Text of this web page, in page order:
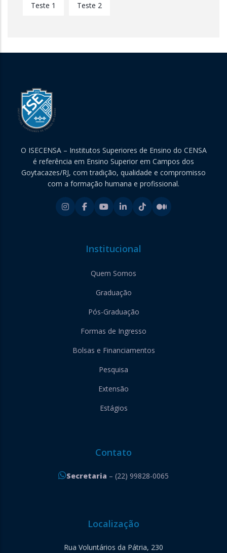
Teste 1 Teste 2
O ISECENSA – Institutos Superiores de Ensino do CENSA
é referência em Ensino Superior em Campos dos
Goytacazes/RJ, com tradição, qualidade e compromisso
com a formação humana e profissional.
Institucional
Quem Somos
Graduação
Pós-Graduação
Formas de Ingresso
Bolsas e Financiamentos
Pesquisa
Extensão
Estágios
Contato
Secretaria – (22) 99828-0065
Localização
Rua Voluntários da Pátria, 230